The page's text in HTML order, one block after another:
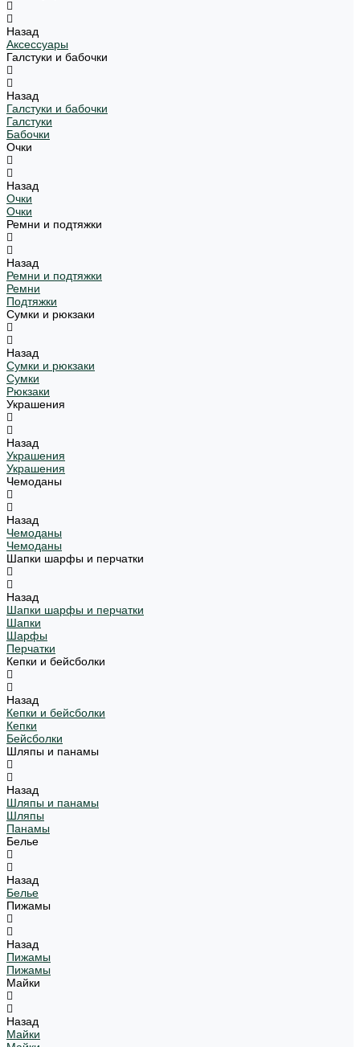
Назад
Аксессуары
Галстуки и бабочки
Назад
Галстуки и бабочки
Галстуки
Бабочки
Очки
Назад
Очки
Очки
Ремни и подтяжки
Назад
Ремни и подтяжки
Ремни
Подтяжки
Сумки и рюкзаки
Назад
Сумки и рюкзаки
Сумки
Рюкзаки
Украшения
Назад
Украшения
Украшения
Чемоданы
Назад
Чемоданы
Чемоданы
Шапки шарфы и перчатки
Назад
Шапки шарфы и перчатки
Шапки
Шарфы
Перчатки
Кепки и бейсболки
Назад
Кепки и бейсболки
Кепки
Бейсболки
Шляпы и панамы
Назад
Шляпы и панамы
Шляпы
Панамы
Белье
Назад
Белье
Пижамы
Назад
Пижамы
Пижамы
Майки
Назад
Майки